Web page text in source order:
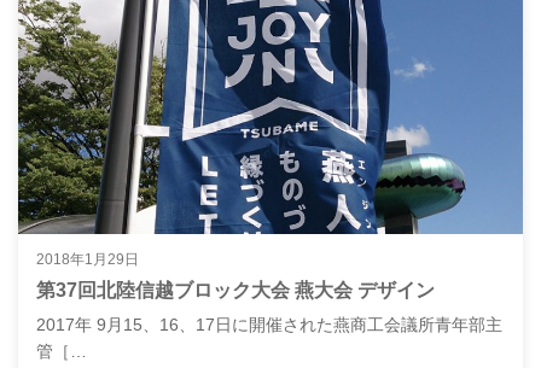
2018年1月29日
第37回北陸信越ブロック大会 燕大会 デザイン
2017年 9月15、16、17日に開催された燕商工会議所青年部主
管［…